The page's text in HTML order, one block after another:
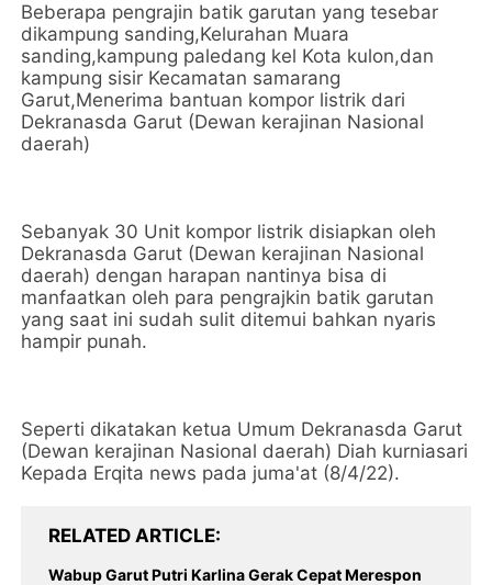
Beberapa pengrajin batik garutan yang tesebar
dikampung sanding,Kelurahan Muara
sanding,kampung paledang kel Kota kulon,dan
kampung sisir Kecamatan samarang
Garut,Menerima bantuan kompor listrik dari
Dekranasda Garut (Dewan kerajinan Nasional
daerah)
Sebanyak 30 Unit kompor listrik disiapkan oleh
Dekranasda Garut (Dewan kerajinan Nasional
daerah) dengan harapan nantinya bisa di
manfaatkan oleh para pengrajkin batik garutan
yang saat ini sudah sulit ditemui bahkan nyaris
hampir punah.
Seperti dikatakan ketua Umum Dekranasda Garut
(Dewan kerajinan Nasional daerah) Diah kurniasari
Kepada Erqita news pada juma'at (8/4/22).
RELATED ARTICLE
Wabup Garut Putri Karlina Gerak Cepat Merespon